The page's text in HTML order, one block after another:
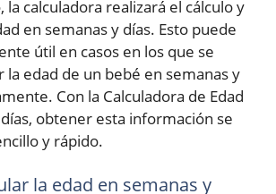
la calculadora realizará el cálculo y
en semanas y días. Esto puede
útil en casos en los que se
la edad de un bebé en semanas y
Con la Calculadora de Edad
obtener esta información se
y rápido.
la edad en semanas y